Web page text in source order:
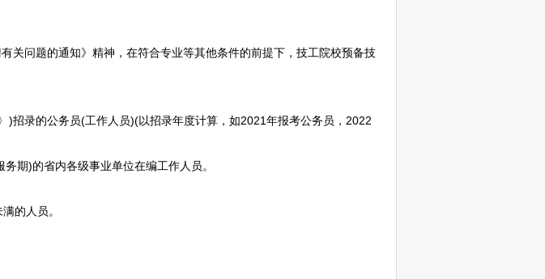
有关问题的通知》精神，在符合专业等其他条件的前提下，技工院校预备技
)招录的公务员(工作人员)(以招录年度计算，如2021年报考公务员 ，2022
期)的省内各级事业单位在编工作人员。
的人员。